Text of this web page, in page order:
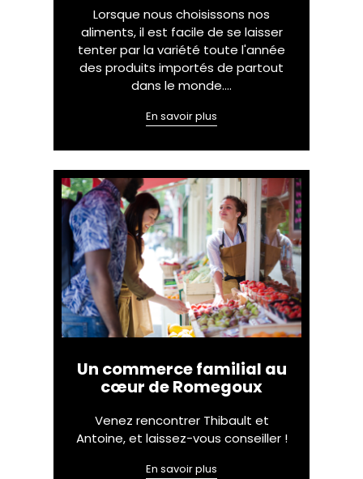
Lorsque nous choisissons nos
aliments, il est facile de se laisser
tenter par la variété toute l'année
des produits importés de partout
dans le monde.…
En savoir plus
Un commerce familial au
cœur de Romegoux
Venez rencontrer Thibault et
Antoine, et laissez-vous conseiller !
En savoir plus